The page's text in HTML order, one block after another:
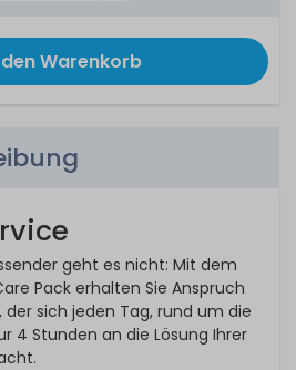
den Warenkorb
geht es nicht: Mit dem
Pack erhalten Sie Anspruch
sich jeden Tag, rund um die
4 Stunden an die Lösung Ihrer